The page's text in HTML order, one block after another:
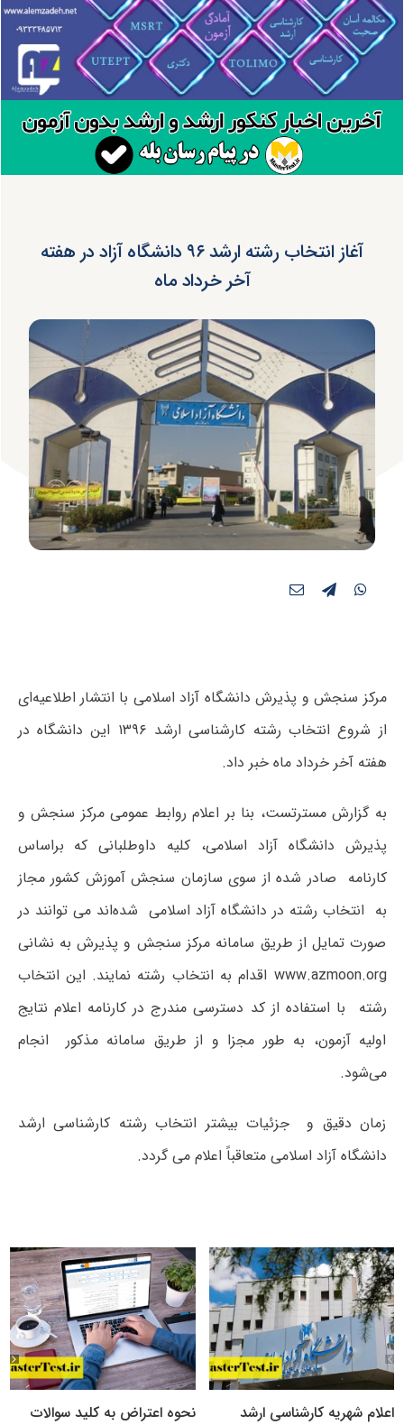
آغاز انتخاب رشته ارشد ۹۶ دانشگاه آزاد در هفته
آخر خرداد ماه
مرکز سنجش و پذیرش دانشگاه آزاد اسلامی با انتشار اطلاعیه‌ای
از شروع انتخاب رشته کارشناسی ارشد ۱۳۹۶ این دانشگاه در
هفته آخر خرداد ماه خبر داد.
به گزارش مسترتست، بنا بر اعلام روابط عمومی مرکز سنجش و
پذیرش دانشگاه آزاد اسلامی، کلیه داوطلبانی که براساس
کارنامه صادر شده از سوی سازمان سنجش آموزش کشور مجاز
به انتخاب رشته در دانشگاه آزاد اسلامی شده‌اند می توانند در
صورت تمایل از طریق سامانه مرکز سنجش و پذیرش به نشانی
www.azmoon.org اقدام به انتخاب رشته نمایند. این انتخاب
رشته با استفاده از کد دسترسی مندرج در کارنامه اعلام نتایج
اولیه آزمون، به طور مجزا و از طریق سامانه مذکور انجام
می‌‌شود.
زمان دقیق و جزئیات بیشتر انتخاب رشته کارشناسی ارشد
دانشگاه آزاد اسلامی متعاقباً اعلام می گردد.
اعلام شهریه کارشناسی ارشد
نحوه اعتراض به کلید سوالات